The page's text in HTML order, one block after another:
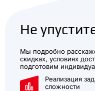
Не
Мы подробно
скидках, условиях
подготовим
Реализация
сложности